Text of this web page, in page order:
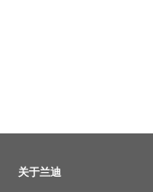
关于兰迪